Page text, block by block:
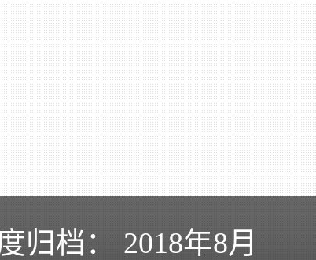
归档： 2018年8月